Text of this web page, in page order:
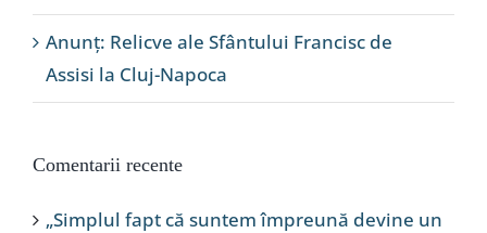
Anunț: Relicve ale Sfântului Francisc de
Assisi la Cluj-Napoca
Comentarii recente
„Simplul fapt că suntem împreună devine un